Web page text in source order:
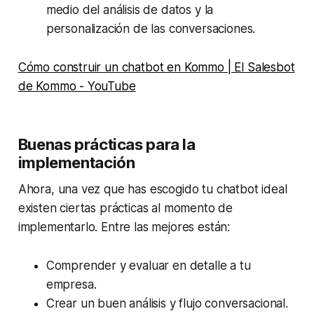
medio del análisis de datos y la
personalización de las conversaciones.
Cómo construir un chatbot en Kommo | El Salesbot
de Kommo - YouTube
Buenas prácticas para la
implementación
Ahora, una vez que has escogido tu chatbot ideal
existen ciertas prácticas al momento de
implementarlo. Entre las mejores están:
Comprender y evaluar en detalle a tu
empresa.
Crear un buen análisis y flujo conversacional.